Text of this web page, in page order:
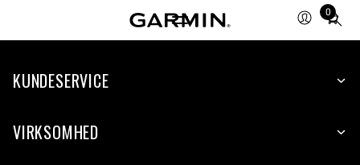
0
Total
items
cart:
KUNDESERVICE
VIRKSOMHED